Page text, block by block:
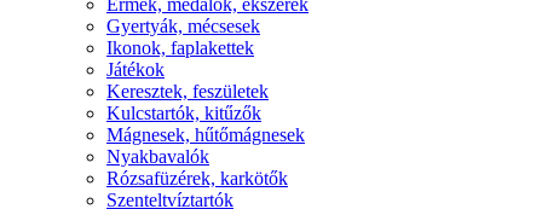
Gyertyák, mécsesek
Ikonok, faplakettek
Játékok
Keresztek, feszületek
Kulcstartók, kitűzők
Mágnesek, hűtőmágnesek
Nyakbavalók
Rózsafüzérek, karkötők
Szenteltvíztartók